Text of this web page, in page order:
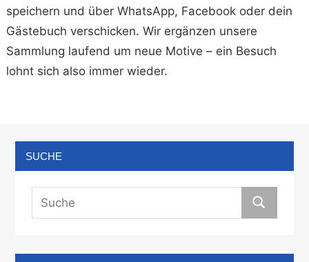
speichern und über WhatsApp, Facebook oder dein
Gästebuch verschicken. Wir ergänzen unsere
Sammlung laufend um neue Motive – ein Besuch
lohnt sich also immer wieder.
SUCHE